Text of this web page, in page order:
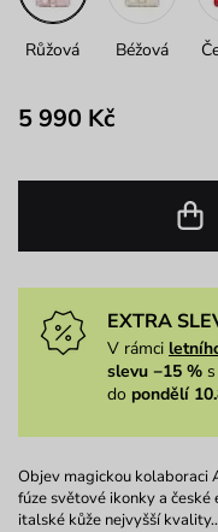
Růžová Béžová
5 990 Kč
EXTRA
V rámci
slevu −15 %
do pondělí
Objev magickou kolaboraci
fúze světové ikonky a
italské kůže nejvyšší